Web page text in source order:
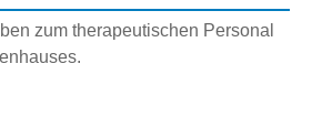
zum therapeutischen Personal